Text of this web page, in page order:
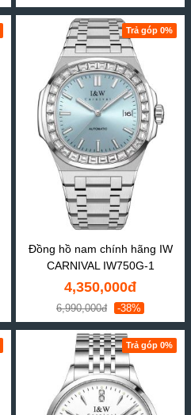
Trả góp 0%
Đồng hồ nam chính hãng IW
CARNIVAL IW750G-1
4,350,000đ
6,990,000đ -38%
Trả góp 0%